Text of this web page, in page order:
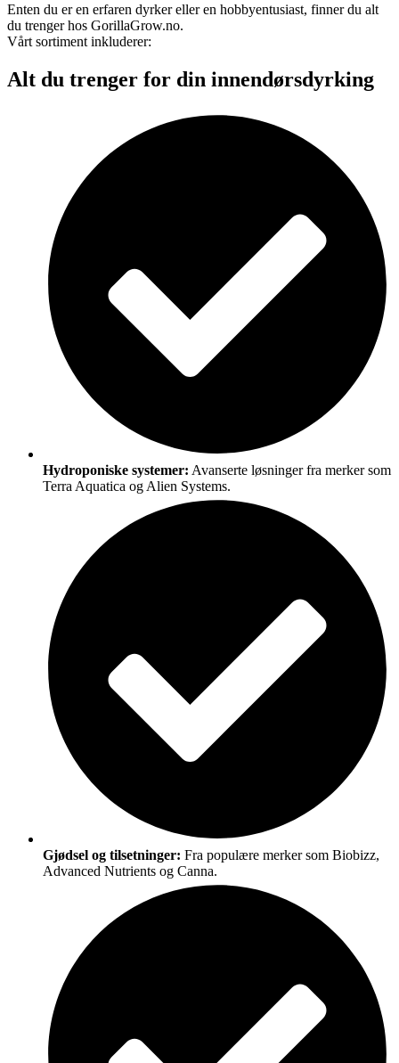
Enten du er en erfaren dyrker eller en hobbyentusiast, finner du alt
du trenger hos GorillaGrow.no.
Vårt sortiment inkluderer:
Alt du trenger for din innendørsdyrking
Hydroponiske systemer: Avanserte løsninger fra merker som
Terra Aquatica og Alien Systems.
Gjødsel og tilsetninger: Fra populære merker som Biobizz,
Advanced Nutrients og Canna.